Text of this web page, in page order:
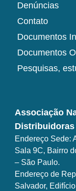
Denúncias
Contato
Documentos
Documentos
Pesquisas,
Associação
Distribuidoras
Endereço Sede:
Sala 9C, Bairro
– São Paulo.
Endereço de
Salvador,